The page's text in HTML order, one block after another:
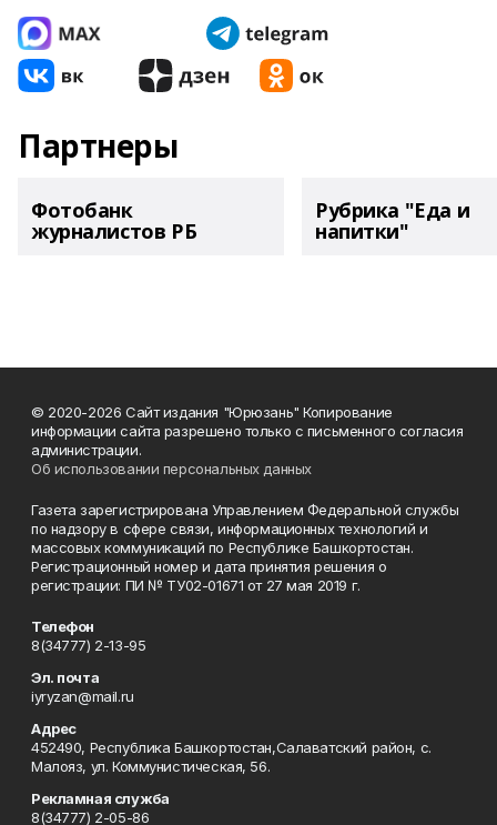
Партнеры
Фотобанк
журналистов РБ
Рубрика "Еда и
напитки"
© 2020-2026 Сайт издания "Юрюзань" Копирование
информации сайта разрешено только с письменного согласия
администрации.
Об использовании персональных данных
Газета зарегистрирована Управлением Федеральной службы
по надзору в сфере связи, информационных технологий и
массовых коммуникаций по Республике Башкортостан.
Регистрационный номер и дата принятия решения о
регистрации: ПИ № ТУ02-01671 от 27 мая 2019 г.
Телефон
8(34777) 2-13-95
Эл. почта
iyryzan@mail.ru
Адрес
452490, Республика Башкортостан,Салаватский район, с.
Малояз, ул. Коммунистическая, 56.
Рекламная служба
8(34777) 2-05-86